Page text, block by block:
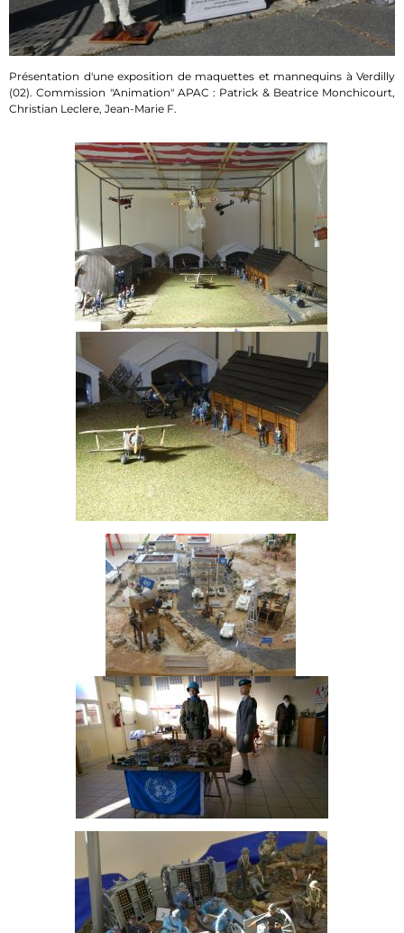
Présentation d'une exposition de maquettes et mannequins à Verdilly
(02). Commission "Animation" APAC : Patrick & Beatrice Monchicourt,
Christian Leclere, Jean-Marie F.